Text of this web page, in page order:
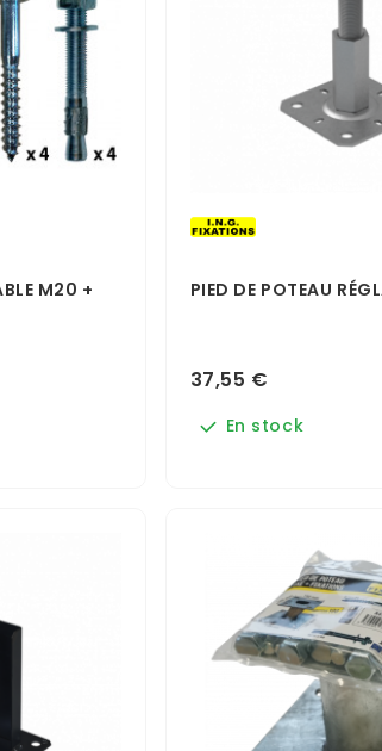
M20 +
PIED DE POTEAU
37,55 €
En stock